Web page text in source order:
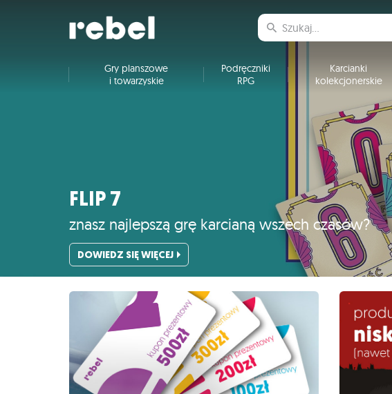
Gry planszowe
i towarzyskie
Podręczniki
RPG
Karcianki
kolekcjonerskie
FLIP 7
znasz najlepszą grę karcianą wszech czasów?
DOWIEDZ SIĘ WIĘCEJ